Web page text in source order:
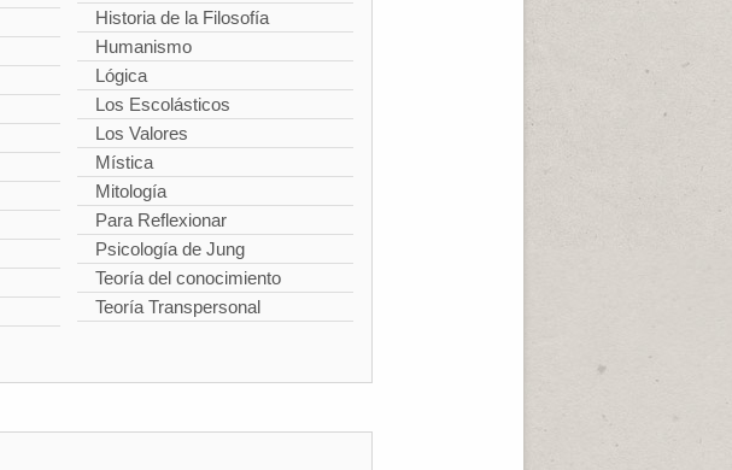
Historia de la Filosofía
Humanismo
Lógica
Los Escolásticos
Los Valores
Mística
Mitología
Para Reflexionar
Psicología de Jung
Teoría del conocimiento
Teoría Transpersonal